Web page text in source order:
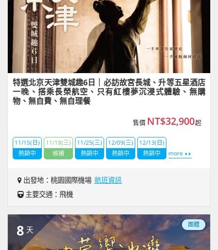
特選北京天津雙城趣6日｜必訪故宮長城、升等五星酒店
一晚、搭乘長榮航空、只有紅樓夢沉浸式體驗、無購
物、無自費、無自理餐
售價 NT$32,900起
11/15(日)
熱銷中
11/18(三)
候補
11/25(三)
熱銷中
12/09(三)
熱銷中
12/13(日)
熱銷中
more
出發地：桃園國際機場 航班資訊
主要交通：飛機
8 天
團體